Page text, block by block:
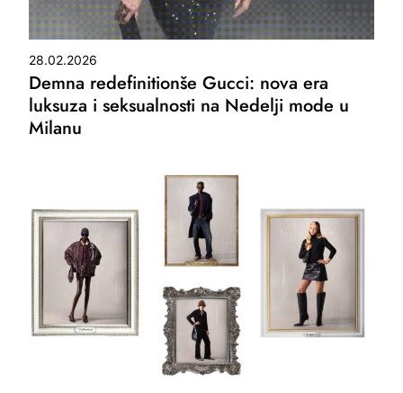
28.02.2026
Demna redefinitionše Gucci: nova era
luksuza i seksualnosti na Nedelji mode u
Milanu